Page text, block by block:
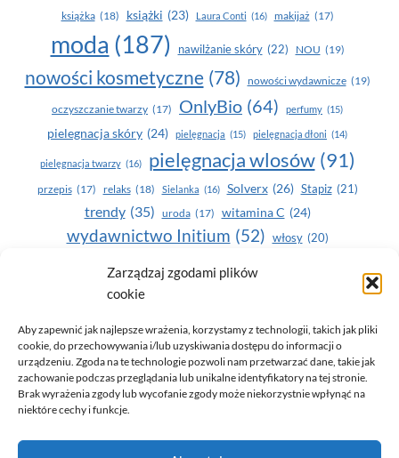
Zarządzaj zgodami plików
cookie
Aby zapewnić jak najlepsze wrażenia, korzystamy z technologii, takich jak pliki
cookie, do przechowywania i/lub uzyskiwania dostępu do informacji o
urządzeniu. Zgoda na te technologie pozwoli nam przetwarzać dane, takie jak
zachowanie podczas przeglądania lub unikalne identyfikatory na tej stronie.
Brak wyrażenia zgody lub wycofanie zgody może niekorzystnie wpłynąć na
niektóre cechy i funkcje.
książka (18) książki (23) Laura Conti (16) makijaż (17)
moda (187) nawilżanie skóry (22) NOU (19)
nowości kosmetyczne (78) nowości wydawnicze (19)
oczyszczanie twarzy (17) OnlyBio (64) perfumy (15)
pielegnacja skóry (24) pielęgnacja (15) pielęgnacja dłoni (14)
pielęgnacja twarzy (16) pielęgnacja wlosów (91)
przepis (17) relaks (18) Sielanka (16) Solverx (26) Stapiz (21)
trendy (35) uroda (17) witamina C (24)
wydawnictwo Initium (52) włosy (20)
Yasumi(164) zdrowe zęby
zdrowie